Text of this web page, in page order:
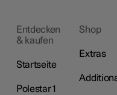
Entdecken
& kaufen
Startseite
Polestar 1
Shop
Extras